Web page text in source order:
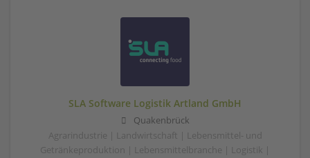
SLA Software Logistik Artland GmbH
Quakenbrück
Agrarindustrie | Landwirtschaft | Lebensmittel- und
Getränkeproduktion | Lebensmittelbranche | Logistik |